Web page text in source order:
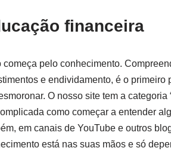
financeira
começa pelo conhecimento.
e endividamento, é o
O nosso site tem a categoria
como começar a entender
em canais de YouTube e outros
está nas suas mãos e só